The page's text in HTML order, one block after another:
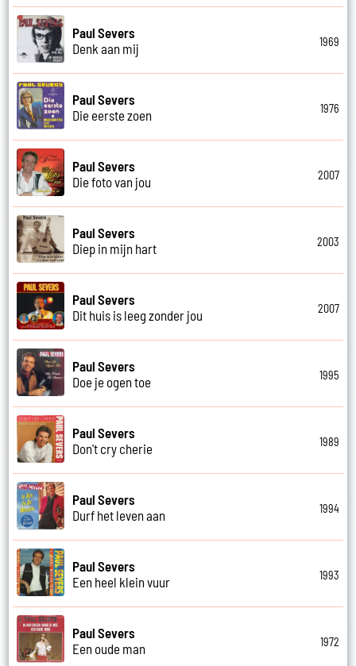
Paul Severs
Denk aan mij
1969
Paul Severs
Die eerste zoen
1976
Paul Severs
Die foto van jou
2007
Paul Severs
Diep in mijn hart
2003
Paul Severs
Dit huis is leeg zonder jou
2007
Paul Severs
Doe je ogen toe
1995
Paul Severs
Don't cry cherie
1989
Paul Severs
Durf het leven aan
1994
Paul Severs
Een heel klein vuur
1993
Paul Severs
Een oude man
1972